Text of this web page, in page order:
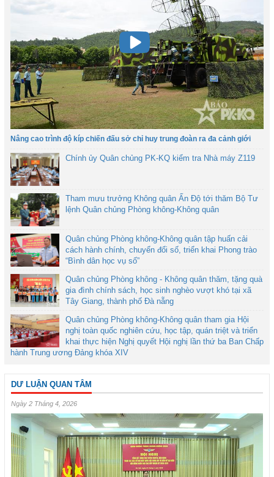
Nâng cao trình độ kíp chiến đấu sở chỉ huy trung đoàn ra đa cảnh giới
Chính ủy Quân chủng PK-KQ kiểm tra Nhà máy Z119
Tham mưu trưởng Không quân Ấn Độ tới thăm Bộ Tư
lệnh Quân chủng Phòng không-Không quân
Quân chủng Phòng không-Không quân tập huấn cải
cách hành chính, chuyển đổi số, triển khai Phong trào
“Bình dân học vụ số”
Quân chủng Phòng không - Không quân thăm, tặng quà
gia đình chính sách, học sinh nghèo vượt khó tại xã
Tây Giang, thành phố Đà nẵng
Quân chủng Phòng không-Không quân tham gia Hội
nghị toàn quốc nghiên cứu, học tập, quán triệt và triển
khai thực hiện Nghị quyết Hội nghị lần thứ ba Ban Chấp
hành Trung ương Đảng khóa XIV
DƯ LUẬN QUAN TÂM
Ngày 2 Tháng 4, 2026